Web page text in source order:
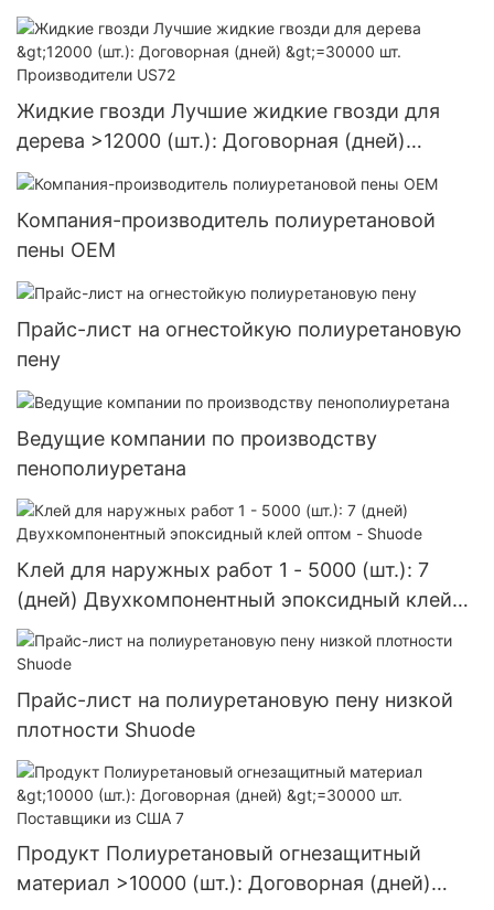
Поставка в США
Жидкие гвозди Лучшие жидкие гвозди для
дерева >12000 (шт.): Договорная (дней)
>=30000 шт. Производители US72
Компания-производитель полиуретановой
пены OEM
Прайс-лист на огнестойкую полиуретановую
пену
Ведущие компании по производству
пенополиуретана
Клей для наружных работ 1 - 5000 (шт.): 7
(дней) Двухкомпонентный эпоксидный клей
оптом - Shuode
Прайс-лист на полиуретановую пену низкой
плотности Shuode
Продукт Полиуретановый огнезащитный
материал >10000 (шт.): Договорная (дней)